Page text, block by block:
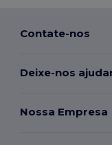
Contate-nos
Deixe-nos
Nossa Empresa